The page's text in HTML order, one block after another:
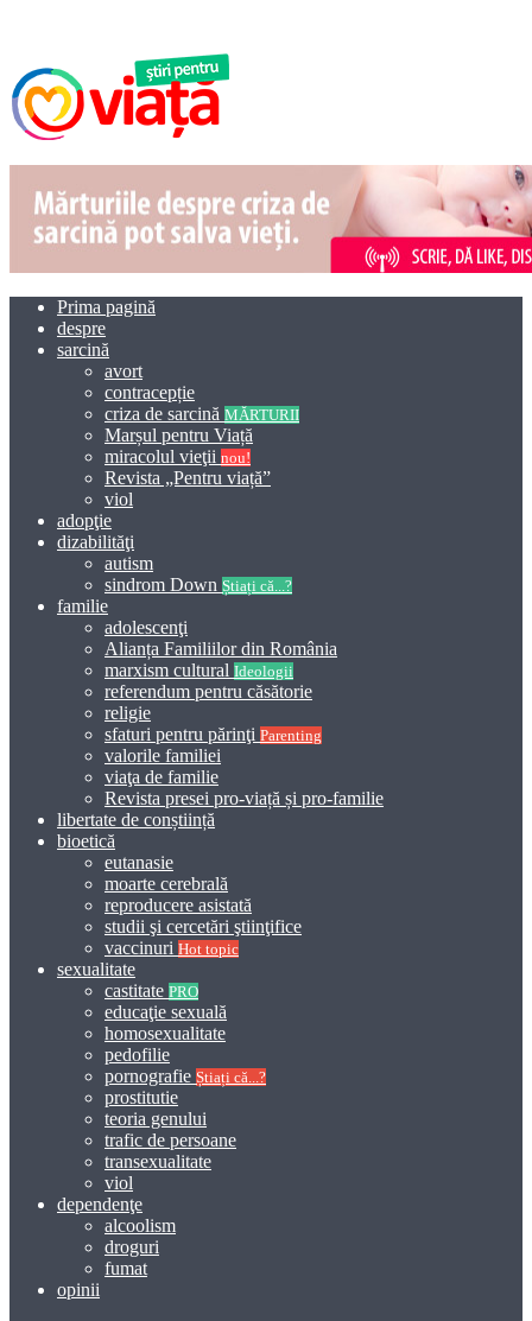
Prima pagină
despre
sarcină
avort
contracepție
criza de sarcină MĂRTURII
Marșul pentru Viață
miracolul vieţii nou!
Revista „Pentru viață”
viol
adopţie
dizabilităţi
autism
sindrom Down Știați că...?
familie
adolescenţi
Alianța Familiilor din România
marxism cultural Ideologii
referendum pentru căsătorie
religie
sfaturi pentru părinţi Parenting
valorile familiei
viaţa de familie
Revista presei pro-viață și pro-familie
libertate de conștiință
bioetică
eutanasie
moarte cerebrală
reproducere asistată
studii şi cercetări ştiinţifice
vaccinuri Hot topic
sexualitate
castitate PRO
educaţie sexuală
homosexualitate
pedofilie
pornografie Știați că...?
prostitutie
teoria genului
trafic de persoane
transexualitate
viol
dependenţe
alcoolism
droguri
fumat
opinii